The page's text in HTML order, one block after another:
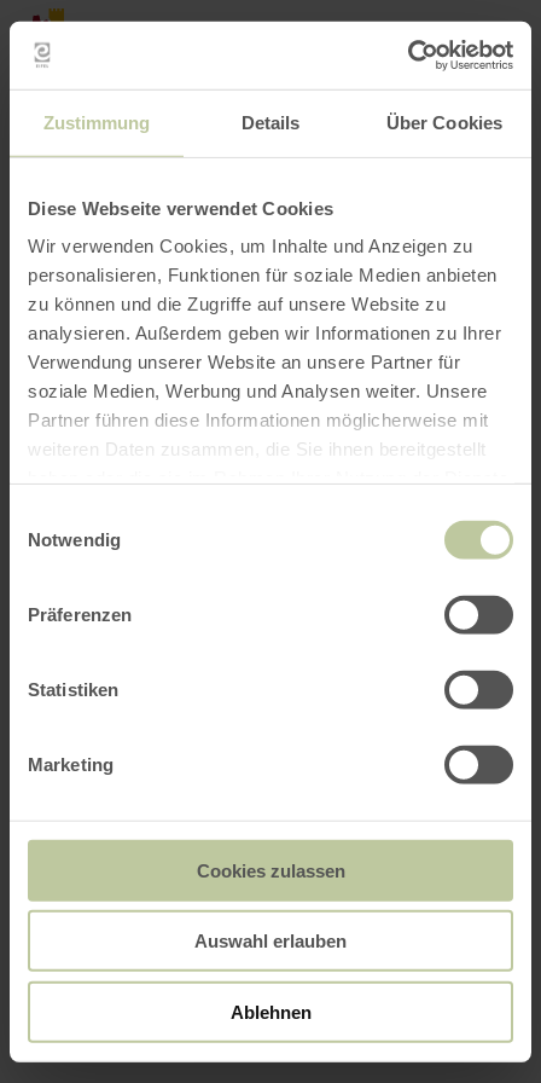
Zustimmung Details Über Cookies
Diese Webseite verwendet Cookies
Wir verwenden Cookies, um Inhalte und Anzeigen zu
personalisieren, Funktionen für soziale Medien anbieten
zu können und die Zugriffe auf unsere Website zu
analysieren. Außerdem geben wir Informationen zu Ihrer
Verwendung unserer Website an unsere Partner für
soziale Medien, Werbung und Analysen weiter. Unsere
Partner führen diese Informationen möglicherweise mit
weiteren Daten zusammen, die Sie ihnen bereitgestellt
Notwendig
Präferenzen
Statistiken
Marketing
Cookies zulassen
Auswahl erlauben
Ablehnen
Aller au contenu principal
Aller à la recherche
Aller à la navigation
Aller au pied de page
Retour
page
d'accueil
RECHERCHE MENU
L'offre de loisirs listée ci-dessous a été publiée
par le prestataire Touristik GmbH Gerolsteiner
Le prestataire Touristik GmbH Gerolsteiner Land
est seul responsable du contenu.